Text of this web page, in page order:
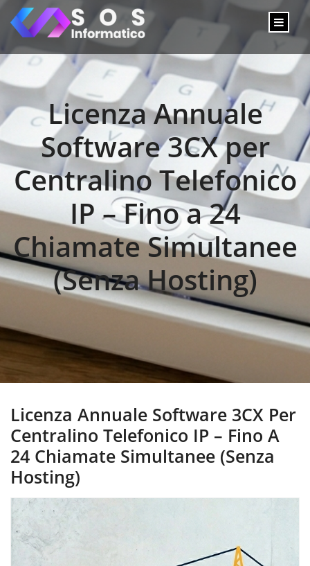
Licenza Annuale
Software 3CX per
Centralino Telefonico
IP – Fino a 24
Chiamate Simultanee
(Senza Hosting)
Licenza Annuale Software 3CX Per
Centralino Telefonico IP – Fino A
24 Chiamate Simultanee (Senza
Hosting)